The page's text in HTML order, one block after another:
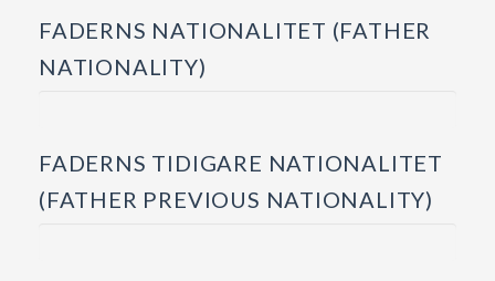
FADERNS NATIONALITET (FATHER
NATIONALITY)
FADERNS TIDIGARE NATIONALITET
(FATHER PREVIOUS NATIONALITY)